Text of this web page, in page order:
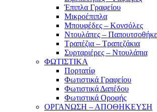
Έπιπλα Γραφείου
Μικροέπιπλα
Μπουφέδες – Κονσόλες
Ντουλάπες –
Τραπέζια – Τραπεζάκια
Συρταριέρες – Ντουλάπια
ΦΩΤΙΣΤΙΚΑ
Πορτατίφ
Φωτιστικά Γραφείου
Φωτιστικά Δαπέδου
Φωτιστικά Οροφής
ΟΡΓΑΝΩΣΗ – ΑΠΟΘΗΚΕΥΣΗ